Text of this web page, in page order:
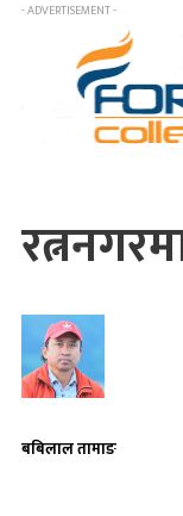
- ADVERTISEMENT -
बबिलाल तामाङ